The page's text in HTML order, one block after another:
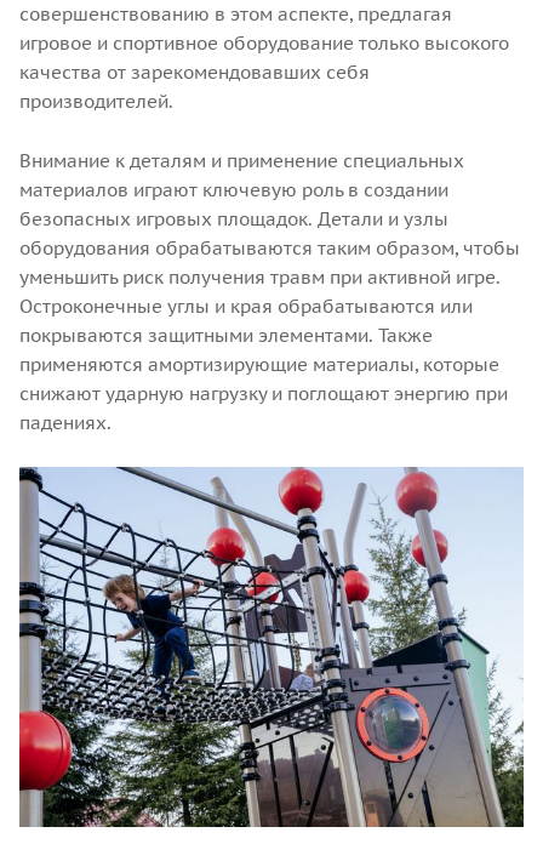
совершенствованию в этом аспекте, предлагая
игровое и спортивное оборудование только высокого
качества от зарекомендовавших себя
производителей.
Внимание к деталям и применение специальных
материалов играют ключевую роль в создании
безопасных игровых площадок. Детали и узлы
оборудования обрабатываются таким образом, чтобы
уменьшить риск получения травм при активной игре.
Остроконечные углы и края обрабатываются или
покрываются защитными элементами. Также
применяются амортизирующие материалы, которые
снижают ударную нагрузку и поглощают энергию при
падениях.